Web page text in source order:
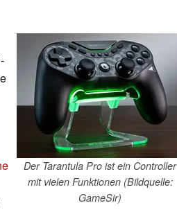
Der Tarantula Pro ist ein Controller
mit vielen Funktionen (Bildquelle:
GameSir)